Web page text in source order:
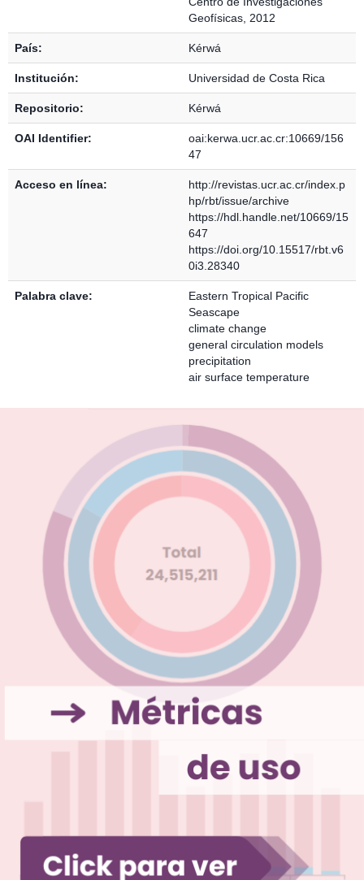
Geofísicas, 2012
País: Kérwá
Institución: Universidad de Costa Rica
Repositorio: Kérwá
OAI Identifier:
oai:kerwa.ucr.ac.cr:10669/156
47
Acceso en línea:
http://revistas.ucr.ac.cr/index.p
hp/rbt/issue/archive
https://hdl.handle.net/10669/15
647
https://doi.org/10.15517/rbt.v6
0i3.28340
Palabra clave:
Eastern Tropical Pacific
Seascape
climate change
general circulation models
precipitation
air surface temperature